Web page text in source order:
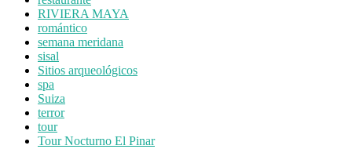
RIVIERA MAYA
romántico
semana meridana
sisal
Sitios arqueológicos
spa
Suiza
terror
tour
Tour Nocturno El Pinar